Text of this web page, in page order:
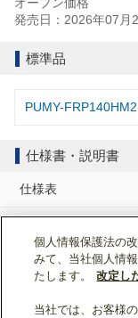
発売日：2026年07月
標準品
PUMY-FRP140HM2
仕様書・説明書
仕様表
据付工事説明書
個人情報保護法の
みて、当社個人情
たします。
改定し
当社では、お客様